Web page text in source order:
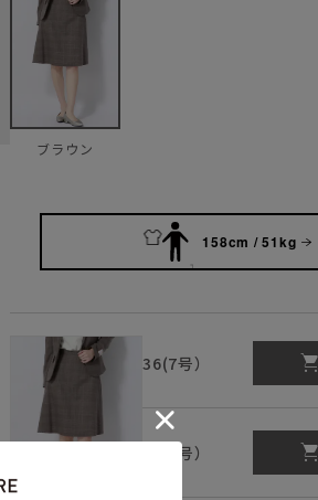
ブラウン
158cm / 51kg
36(7号）
38(9号）